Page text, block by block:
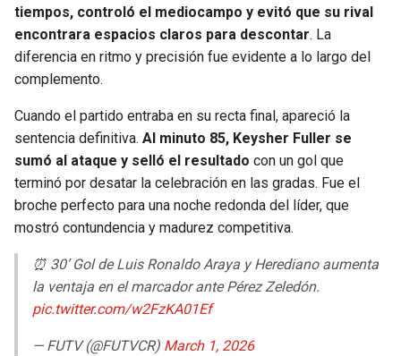
tiempos, controló el mediocampo y evitó que su rival
encontrara espacios claros para descontar. La
diferencia en ritmo y precisión fue evidente a lo largo del
complemento.
Cuando el partido entraba en su recta final, apareció la
sentencia definitiva. Al minuto 85, Keysher Fuller se
sumó al ataque y selló el resultado con un gol que
terminó por desatar la celebración en las gradas. Fue el
broche perfecto para una noche redonda del líder, que
mostró contundencia y madurez competitiva.
⏰ 30’ Gol de Luis Ronaldo Araya y Herediano aumenta
la ventaja en el marcador ante Pérez Zeledón.
pic.twitter.com/w2FzKA01Ef
— FUTV (@FUTVCR) March 1, 2026